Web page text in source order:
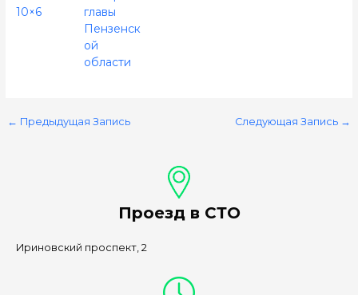
10×6
главы
Пензенск
ой
области
← Предыдущая Запись Следующая Запись →
Проезд в СТО
Ириновский проспект, 2